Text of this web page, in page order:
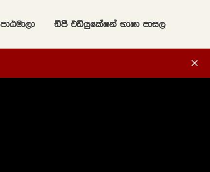
mdGud,d ãmS tähqflaIka NdId mdi,